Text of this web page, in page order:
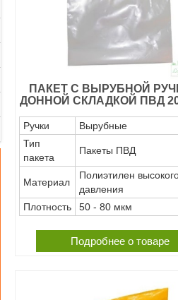
ПАКЕТ С ВЫРУБНОЙ
ДОННОЙ СКЛАДКОЙ ПВД
Ручки
Вырубные
Тип
пакета
Пакеты ПВД
Материал
Полиэтилен
давления
Плотность
50 - 80 мкм
Подробнее о товаре